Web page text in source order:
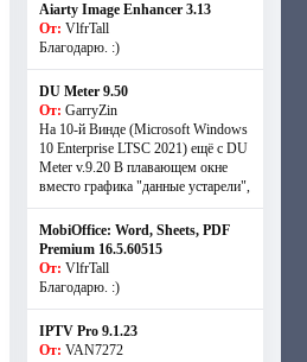
Aiarty Image Enhancer 3.13
От: VlfrTall
Благодарю. :)
DU Meter 9.50
От: GarryZin
На 10-й Винде (Microsoft Windows
10 Enterprise LTSC 2021) ещё с DU
Meter v.9.20 В плавающем окне
вместо графика "данные устарели",
MobiOffice: Word, Sheets, PDF
Premium 16.5.60515
От: VlfrTall
Благодарю. :)
IPTV Pro 9.1.23
От: VAN7272